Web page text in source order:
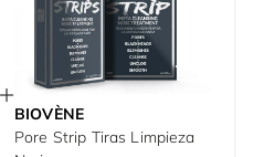
BIOVÈNE
Pore Strip Tiras Limpieza